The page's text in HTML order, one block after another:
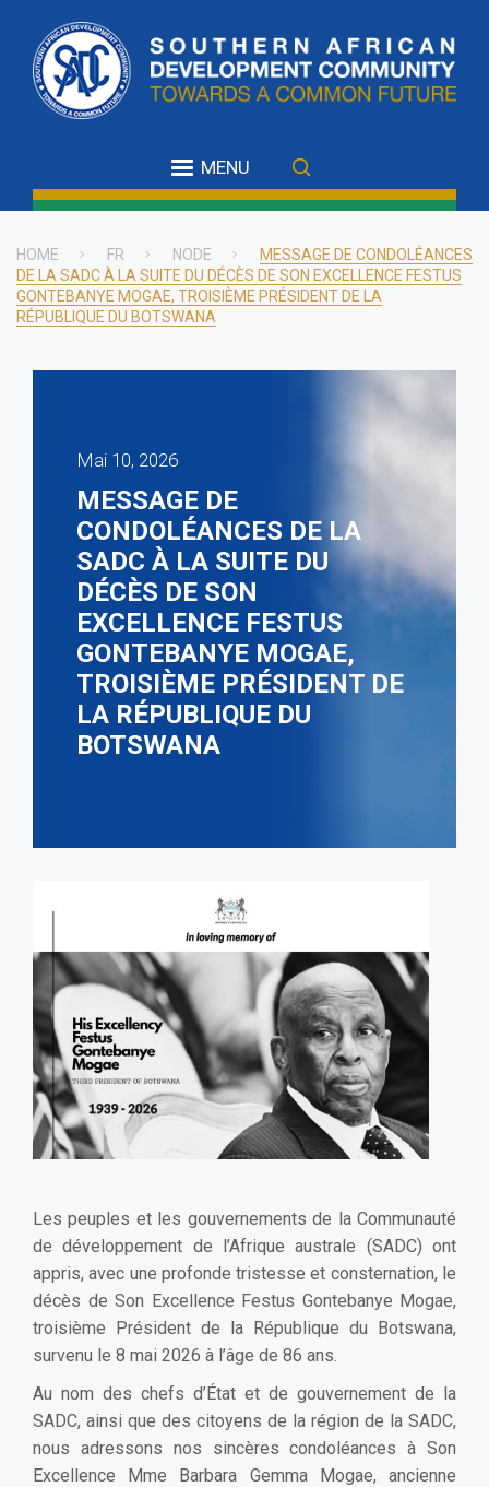
main
content
MENU
Breadcrumb
HOME FR NODE
MESSAGE DE CONDOLÉANCES
DE LA SADC À LA SUITE DU DÉCÈS DE SON EXCELLENCE FESTUS
GONTEBANYE MOGAE, TROISIÈME PRÉSIDENT DE LA
RÉPUBLIQUE DU BOTSWANA
Mai 10, 2026
MESSAGE DE
CONDOLÉANCES DE LA
SADC À LA SUITE DU
DÉCÈS DE SON
EXCELLENCE FESTUS
GONTEBANYE MOGAE,
TROISIÈME PRÉSIDENT DE
LA RÉPUBLIQUE DU
BOTSWANA
Les peuples et les gouvernements de la Communauté
de développement de l’Afrique australe (SADC) ont
appris, avec une profonde tristesse et consternation, le
décès de Son Excellence Festus Gontebanye Mogae,
troisième Président de la République du Botswana,
survenu le 8 mai 2026 à l’âge de 86 ans.
Au nom des chefs d’État et de gouvernement de la
SADC, ainsi que des citoyens de la région de la SADC,
nous adressons nos sincères condoléances à Son
Excellence Mme Barbara Gemma Mogae, ancienne